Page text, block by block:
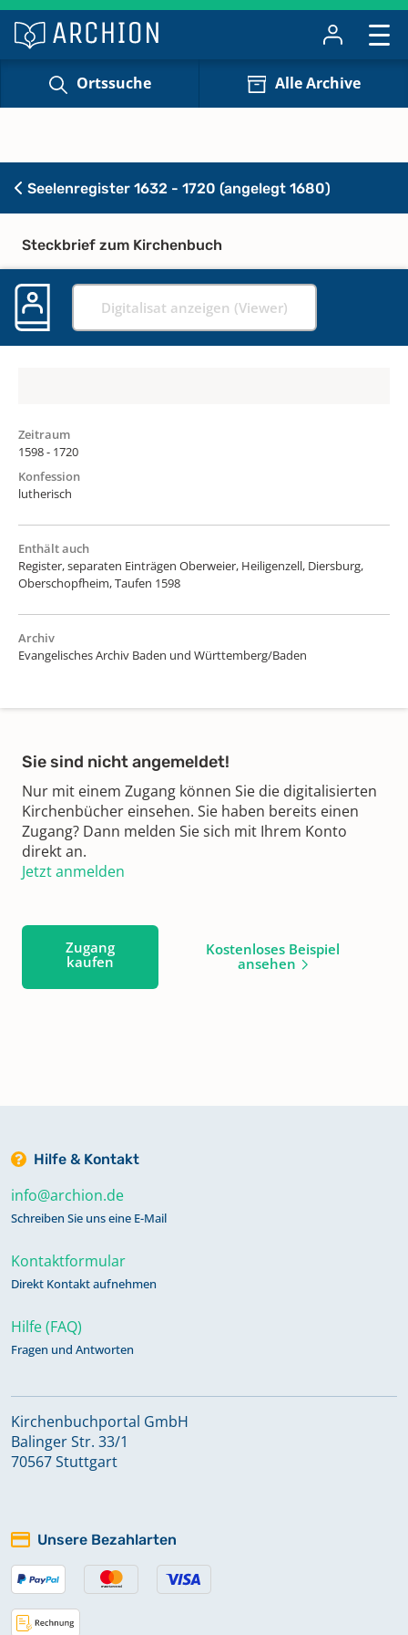
Ortssuche Alle Archive
Seelenregister 1632 - 1720 (angelegt 1680)
Steckbrief zum Kirchenbuch
Digitalisat anzeigen (Viewer)
Zeitraum
1598 - 1720
Konfession
lutherisch
Enthält auch
Register, separaten Einträgen Oberweier, Heiligenzell, Diersburg,
Oberschopfheim, Taufen 1598
Archiv
Evangelisches Archiv Baden und Württemberg/Baden
Sie sind nicht angemeldet!
Nur mit einem Zugang können Sie die digitalisierten
Kirchenbücher einsehen. Sie haben bereits einen
Zugang? Dann melden Sie sich mit Ihrem Konto
direkt an.
Jetzt anmelden
Zugang
kaufen
Kostenloses Beispiel
ansehen
Hilfe & Kontakt
info@archion.de
Schreiben Sie uns eine E-Mail
Kontaktformular
Direkt Kontakt aufnehmen
Hilfe (FAQ)
Fragen und Antworten
Kirchenbuchportal GmbH
Balinger Str. 33/1
70567 Stuttgart
Unsere Bezahlarten